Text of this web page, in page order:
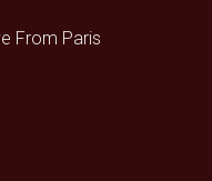
From Paris